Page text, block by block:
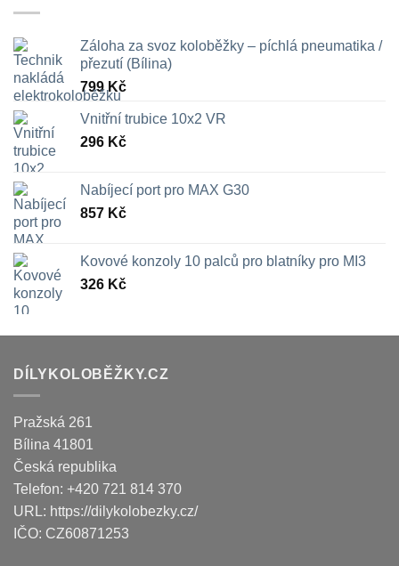
Záloha za svoz koloběžky – píchlá pneumatika /
přezutí (Bílina)
799Kč
Vnitřní trubice 10x2 VR
296 Kč
Nabíjecí port pro MAX G30
857 Kč
Kovové konzoly 10 palců pro blatníky pro MI3
326 Kč
DÍLYKOLOBĚŽKY.CZ
Pražská 261
Bílina 41801
Česká republika
Telefon: +420 721 814 370
URL: https://dilykolobezky.cz/
IČO: CZ60871253